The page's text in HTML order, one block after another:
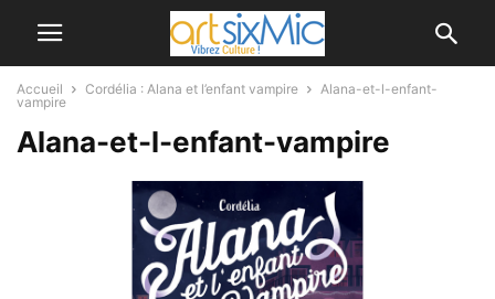
Accueil Cordélia : Alana et l’enfant vampire
Alana-et-l-enfant-
vampire
Alana-et-l-enfant-vampire